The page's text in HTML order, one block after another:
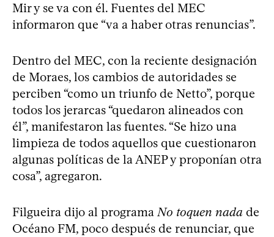
Mir y se va con él. Fuentes del MEC
informaron que “va a haber otras renuncias”.
Dentro del MEC, con la reciente designación
de Moraes, los cambios de autoridades se
perciben “como un triunfo de Netto”, porque
todos los jerarcas “quedaron alineados con
él”, manifestaron las fuentes. “Se hizo una
limpieza de todos aquellos que cuestionaron
algunas políticas de la ANEP y proponían otra
cosa”, agregaron.
Filgueira dijo al programaNo toquen nada de
Océano FM, poco después de renunciar, que